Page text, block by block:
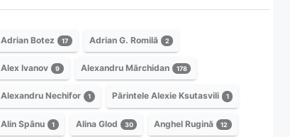
Adrian Botez 17 Adrian G. Romilă 2
Alex Ivanov 9 Alexandru Mărchidan 178
Alexandru Nechifor 1 Părintele Alexie Ksutasvili 1
Alin Spânu 1 Alina Glod 30 Anghel Rugină 12